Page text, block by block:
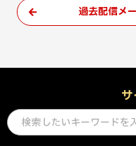
過去配信メ